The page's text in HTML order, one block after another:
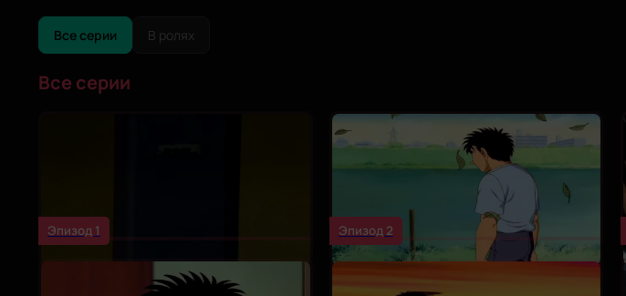
Все серии В ролях
Все серии
Эпизод 1 Эпизод 2